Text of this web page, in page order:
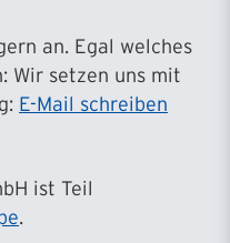
an. Egal welches
Wir setzen uns mit
E-Mail schreiben
ist Teil
.